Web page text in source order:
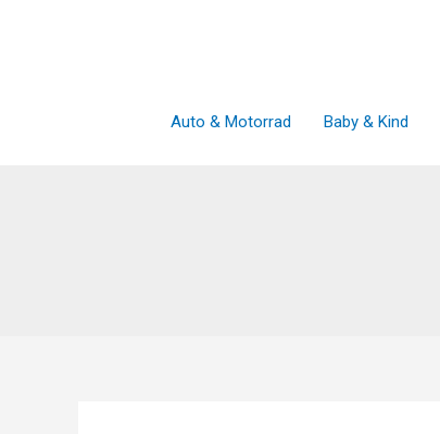
Auto & Motorrad Baby & Kind